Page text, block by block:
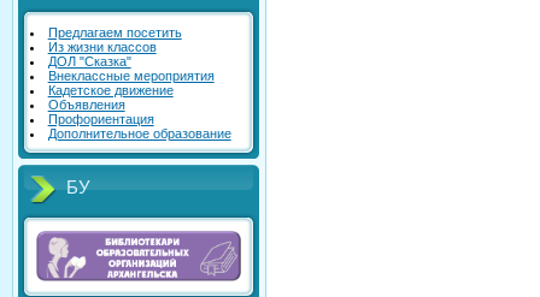
Предлагаем посетить
Из жизни классов
ДОЛ "Сказка"
Внеклассные мероприятия
Кадетское движение
Объявления
Профориентация
Дополнительное образование
БУ